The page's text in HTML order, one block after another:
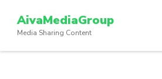
konten
(Tekan
AivaMediaGroup
Media Sharing Content